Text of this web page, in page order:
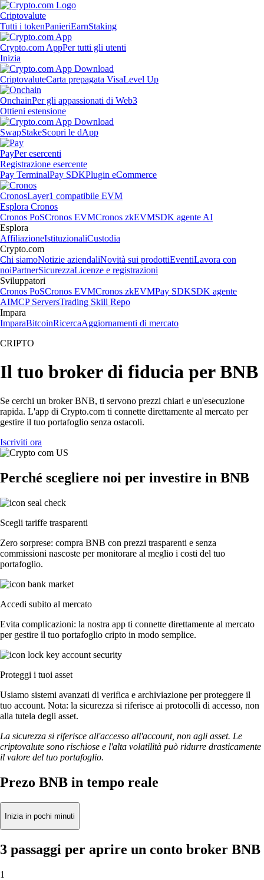
Criptovalute
Tutti i tokenPanieriEarnStaking
Crypto.com AppPer tutti gli utenti
Inizia
CriptovaluteCarta prepagata VisaLevel Up
OnchainPer gli appassionati di Web3
Ottieni estensione
SwapStakeScopri le dApp
PayPer esercenti
Registrazione esercente
Pay TerminalPay SDKPlugin eCommerce
CronosLayer1 compatibile EVM
Esplora Cronos
Cronos PoSCronos EVMCronos zkEVMSDK agente AI
Esplora
AffiliazioneIstituzionaliCustodia
Crypto.com
Chi siamoNotizie aziendaliNovità sui prodottiEventiLavora con
noiPartnerSicurezzaLicenze e registrazioni
Sviluppatori
Cronos PoSCronos EVMCronos zkEVMPay SDKSDK agente
AIMCP ServersTrading Skill Repo
Impara
ImparaBitcoinRicercaAggiornamenti di mercato
CRIPTO
Il tuo broker di fiducia per BNB
Se cerchi un broker BNB, ti servono prezzi chiari e un'esecuzione
rapida. L'app di Crypto.com ti connette direttamente al mercato per
gestire il tuo portafoglio senza ostacoli.
Iscriviti ora
Perché scegliere noi per investire in BNB
Scegli tariffe trasparenti
Zero sorprese: compra BNB con prezzi trasparenti e senza
commissioni nascoste per monitorare al meglio i costi del tuo
portafoglio.
Accedi subito al mercato
Evita complicazioni: la nostra app ti connette direttamente al mercato
per gestire il tuo portafoglio cripto in modo semplice.
Proteggi i tuoi asset
Usiamo sistemi avanzati di verifica e archiviazione per proteggere il
tuo account. Nota: la sicurezza si riferisce ai protocolli di accesso, non
alla tutela degli asset.
La sicurezza si riferisce all'accesso all'account, non agli asset. Le
criptovalute sono rischiose e l'alta volatilità può ridurre drasticamente
il valore del tuo portafoglio.
Prezo BNB in tempo reale
Inizia in pochi minuti
3 passaggi per aprire un conto broker BNB
1